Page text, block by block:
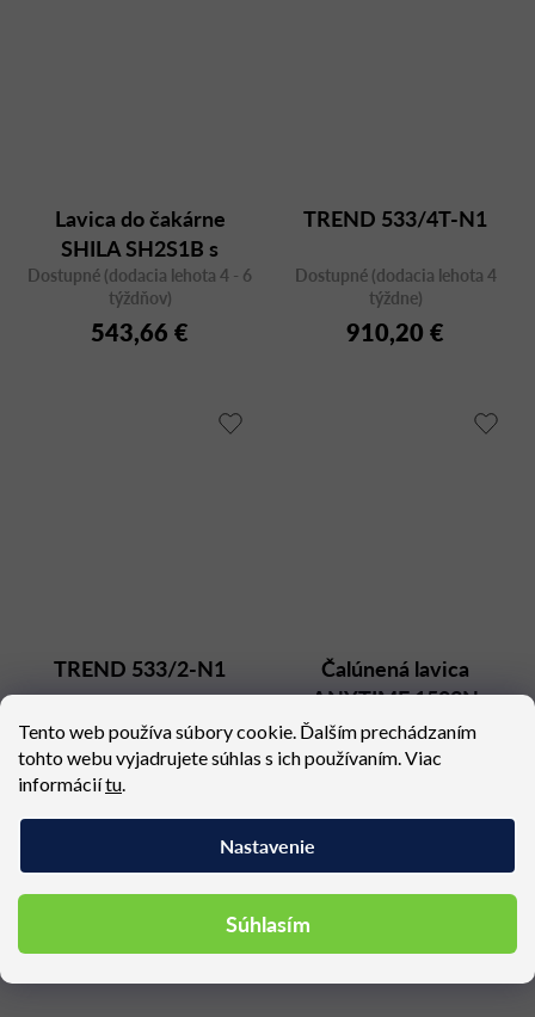
Tento web používa súbory cookie. Ďalším prechádzaním
tohto webu vyjadrujete súhlas s ich používaním. Viac
informáciítu.
Nastavenie
Súhlasím
Lavica do čakárne
SHILA SH2S1B s
podrúčkami
Dostupné (dodacia lehota 4 - 6
týždňov)
543,66 €
TREND 533/4T-N1
Dostupné (dodacia lehota 4
týždne)
910,20 €
TREND 533/2-N1
Dostupné (dodacia lehota 4
týždne)
460,02 €
Čalúnená lavica
ANYTIME 1503N
Dostupné (dodacia lehota 8
týždňov)
Podobné produkty